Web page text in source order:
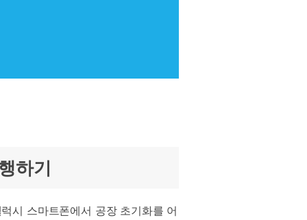
하기
시 스마트폰에서 공장 초기화를 어